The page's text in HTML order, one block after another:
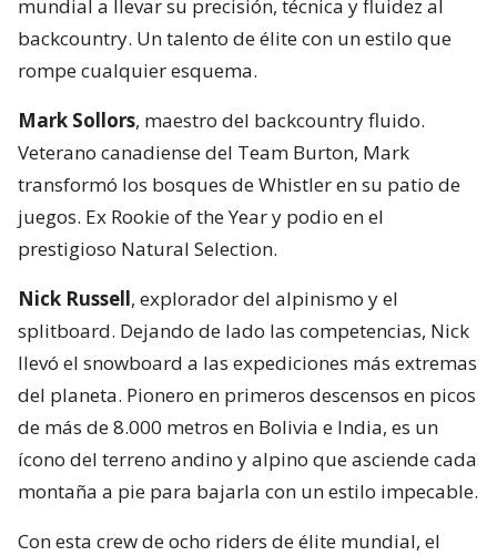
mundial a llevar su precisión, técnica y fluidez al
backcountry. Un talento de élite con un estilo que
rompe cualquier esquema.
Mark Sollors, maestro del backcountry fluido.
Veterano canadiense del Team Burton, Mark
transformó los bosques de Whistler en su patio de
juegos. Ex Rookie of the Year y podio en el
prestigioso Natural Selection.
Nick Russell, explorador del alpinismo y el
splitboard. Dejando de lado las competencias, Nick
llevó el snowboard a las expediciones más extremas
del planeta. Pionero en primeros descensos en picos
de más de 8.000 metros en Bolivia e India, es un
ícono del terreno andino y alpino que asciende cada
montaña a pie para bajarla con un estilo impecable.
Con esta crew de ocho riders de élite mundial, el